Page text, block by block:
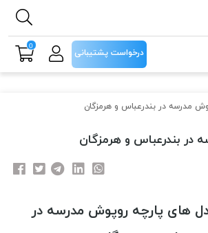
مدرسه در بندرعباس و هرمزگان
در بندرعباس و هرمزگان
های پارچه روپوش مدرسه در
درخواست پشتیبانی
0